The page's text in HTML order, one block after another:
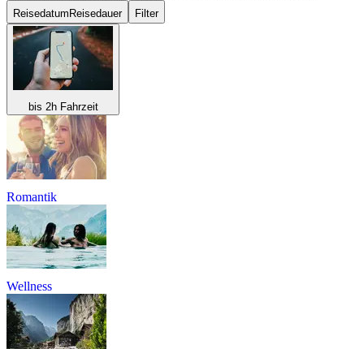
Reisedatum Reisedauer Filter
bis 2h Fahrzeit
Romantik
Wellness